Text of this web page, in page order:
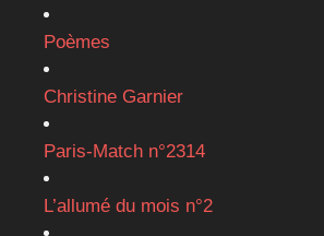
Poèmes
Christine Garnier
Paris-Match n°2314
L’allumé du mois n°2